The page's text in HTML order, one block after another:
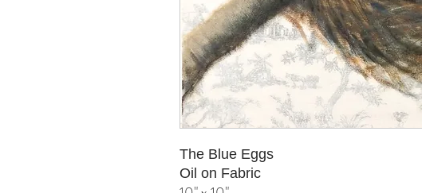
The Blue Eggs
Oil on Fabric